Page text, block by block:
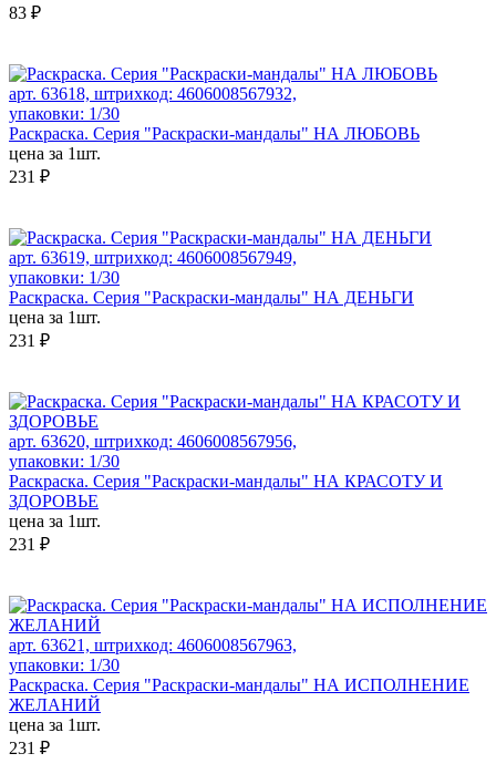
83 ₽
арт. 63618, штрихкод: 4606008567932,
упаковки: 1/30
Раскраска. Серия "Раскраски-мандалы" НА ЛЮБОВЬ
цена за 1шт.
231 ₽
арт. 63619, штрихкод: 4606008567949,
упаковки: 1/30
Раскраска. Серия "Раскраски-мандалы" НА ДЕНЬГИ
цена за 1шт.
231 ₽
арт. 63620, штрихкод: 4606008567956,
упаковки: 1/30
Раскраска. Серия "Раскраски-мандалы" НА КРАСОТУ И
ЗДОРОВЬЕ
цена за 1шт.
231 ₽
арт. 63621, штрихкод: 4606008567963,
упаковки: 1/30
Раскраска. Серия "Раскраски-мандалы" НА ИСПОЛНЕНИЕ
ЖЕЛАНИЙ
цена за 1шт.
231 ₽